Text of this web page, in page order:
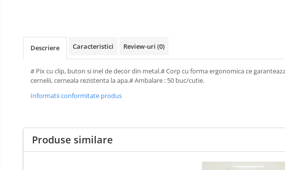
Accesorii pentru arhivare
Bibliorafturi
Caiete mecanice
Clasoare, mape si suporti pentru
carti de vizita
Dosare de prezentare
Dosare din carton
Descriere Caracteristici Review-uri (0)
# Pix cu clip, buton si inel de decor din metal.# Corp cu forma ergonomica ce
cernelii, cerneala rezistenta la apa.# Ambalare : 50 buc/cutie.
Informatii conformitate produs
Produse similare